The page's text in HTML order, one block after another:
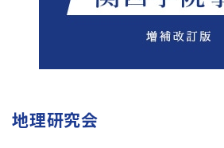
地理研究会